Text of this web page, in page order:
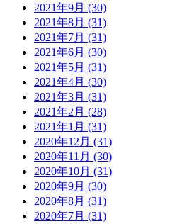
2021年9月 (30)
2021年8月 (31)
2021年7月 (31)
2021年6月 (30)
2021年5月 (31)
2021年4月 (30)
2021年3月 (31)
2021年2月 (28)
2021年1月 (31)
2020年12月 (31)
2020年11月 (30)
2020年10月 (31)
2020年9月 (30)
2020年8月 (31)
2020年7月 (31)